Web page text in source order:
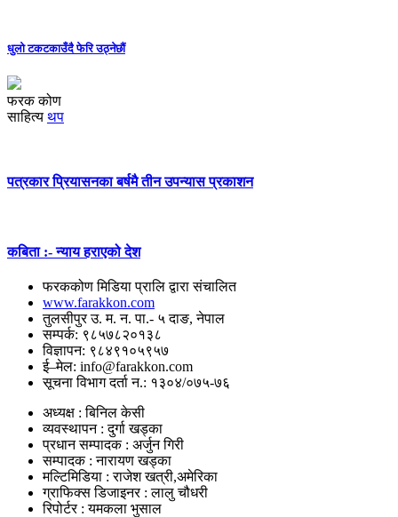
धुलो टकटकाउँदै फेरि उठ्नेछौं
फरक कोण
साहित्य थप
पत्रकार प्रियासनका बर्षमै तीन उपन्यास प्रकाशन
कबिता :- न्याय हराएको देश
फरककोण मिडिया प्रालि द्वारा संचालित
www.farakkon.com
तुलसीपुर उ. म. न. पा.- ५ दाङ, नेपाल
सम्पर्क: ९८५७८२०१३८
विज्ञापन: ९८४९१०५९५७
ई–मेल: info@farakkon.com
सूचना विभाग दर्ता न.: १३०४/०७५-७६
अध्यक्ष : बिनिल केसी
व्यवस्थापन : दुर्गा खड्का
प्रधान सम्पादक : अर्जुन गिरी
सम्पादक : नारायण खड्का
मल्टिमिडिया : राजेश खत्री,अमेरिका
ग्राफिक्स डिजाइनर : लालु चौधरी
रिपोर्टर : यमकला भुसाल